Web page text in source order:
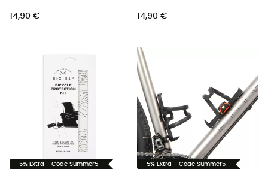
14,90 € 14,90 €
-5% Extra - Code Summer5 -5% Extra - Code Summer5